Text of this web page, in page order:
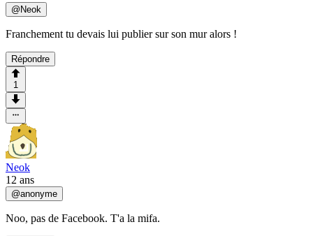
@ Neok
Franchement tu devais lui publier sur son mur alors !
Répondre
1
Neok
12 ans
@anonyme
Noo, pas de Facebook. T'a la mifa.